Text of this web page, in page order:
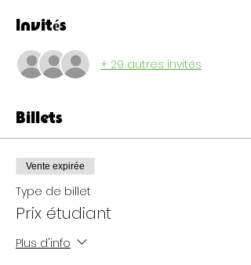
Invités
+ 29 autres invités
Billets
Vente expirée
Type de billet
Prix étudiant
Plus d'info